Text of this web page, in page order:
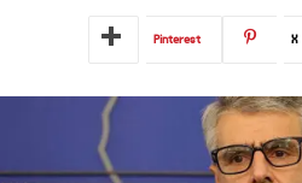
X
Pinterest